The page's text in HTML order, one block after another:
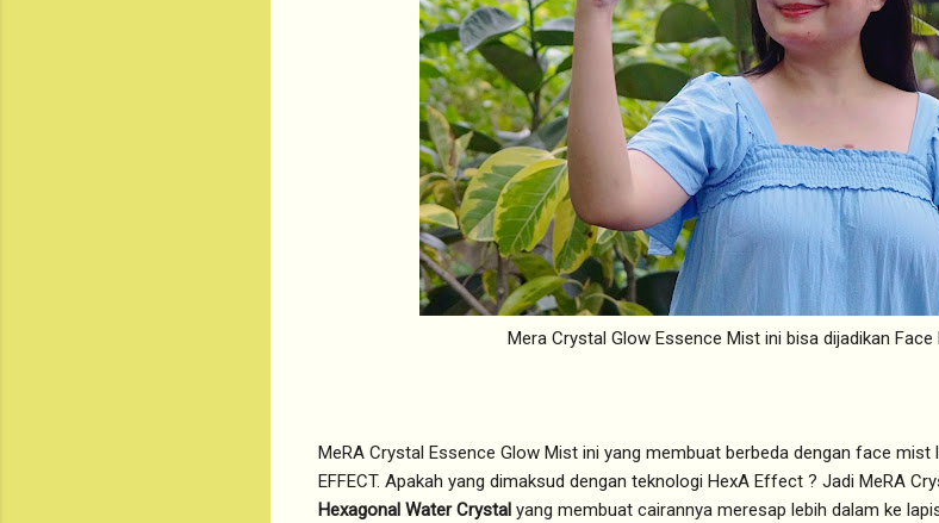
Mera Crystal Glow Essence Mist ini bisa dijadikan Face
MeRA Crystal Essence Glow Mist ini yang membuat berbeda dengan face
EFFECT. Apakah yang dimaksud dengan teknologi HexA Effect ? Jadi MeRA
Hexagonal Water Crystal yang membuat cairannya meresap lebih dalam ke